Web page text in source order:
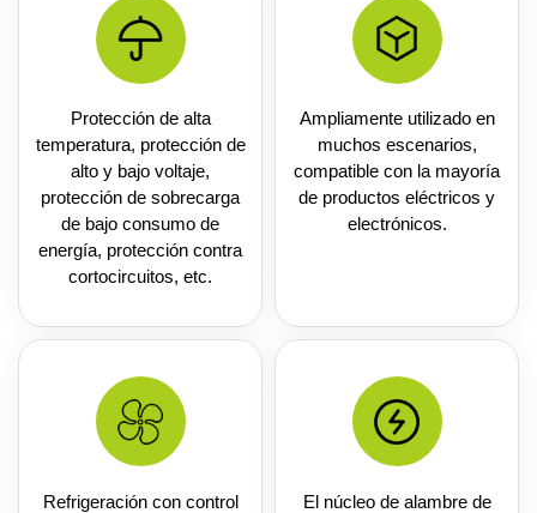
Protección de alta
temperatura, protección de
alto y bajo voltaje,
protección de sobrecarga
de bajo consumo de
energía, protección contra
cortocircuitos, etc.
Ampliamente utilizado en
muchos escenarios,
compatible con la mayoría
de productos eléctricos y
electrónicos.
Refrigeración con control
El núcleo de alambre de